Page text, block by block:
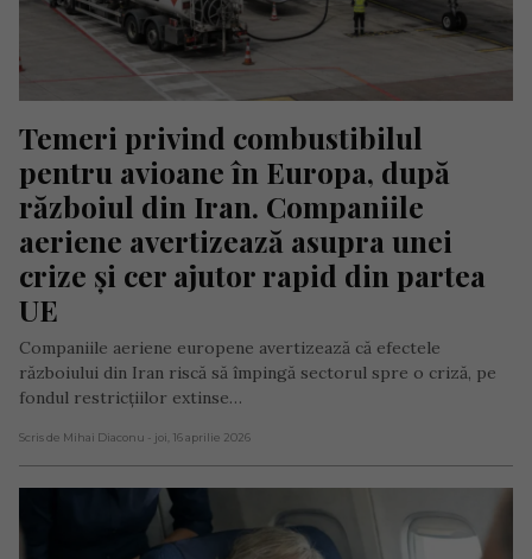
Temeri privind combustibilul
pentru avioane în Europa, după
războiul din Iran. Companiile
aeriene avertizează asupra unei
crize și cer ajutor rapid din partea
UE
Companiile aeriene europene avertizează că efectele
războiului din Iran riscă să împingă sectorul spre o criză, pe
fondul restricțiilor extinse…
Scris de Mihai Diaconu - joi, 16 aprilie 2026